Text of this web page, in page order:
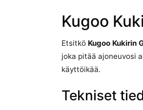
Kugoo
Etsitkö Kugoo Kukirin
joka pitää ajoneuvosi
käyttöikää.
Tekniset